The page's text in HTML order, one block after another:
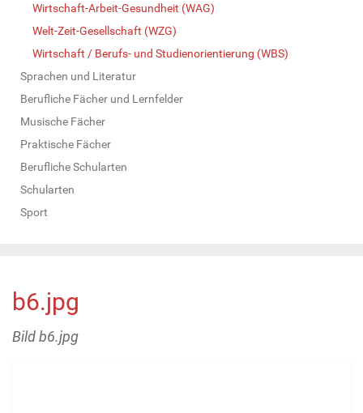
Wirtschaft-Arbeit-Gesundheit (WAG)
Welt-Zeit-Gesellschaft (WZG)
Wirtschaft / Berufs- und Studienorientierung (WBS)
Sprachen und Literatur
Berufliche Fächer und Lernfelder
Musische Fächer
Praktische Fächer
Berufliche Schularten
Schularten
Sport
b6.jpg
Bild b6.jpg